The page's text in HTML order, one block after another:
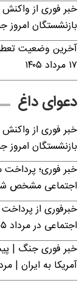
خبر فوری از
بازنشستگان امروز جمعه ۱۶
آخرین وضعیت
۱۷ مرداد ۱۴۰۵
دعوای داغ
خبر فوری از
بازنشستگان امروز جمعه ۱۶
خبر فوری؛ پرداخت
اجتماعی مشخص
خبرفوری از
اجتماعی در مرداد ۱۴۰۵
خبر فوری جنگ |
آمریکا به ایران |